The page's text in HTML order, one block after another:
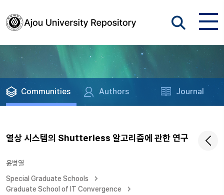
Communities Authors Journal
열상 시스템의 Shutterless 알고리즘에 관한 연구
윤병열
Special Graduate Schools
Graduate School of IT Convergence